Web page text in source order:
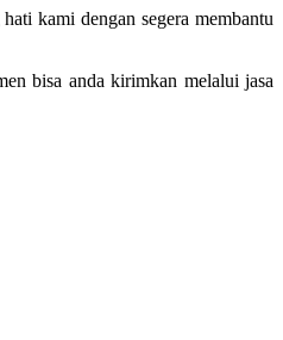
kami dengan segera membantu
bisa anda kirimkan melalui jasa